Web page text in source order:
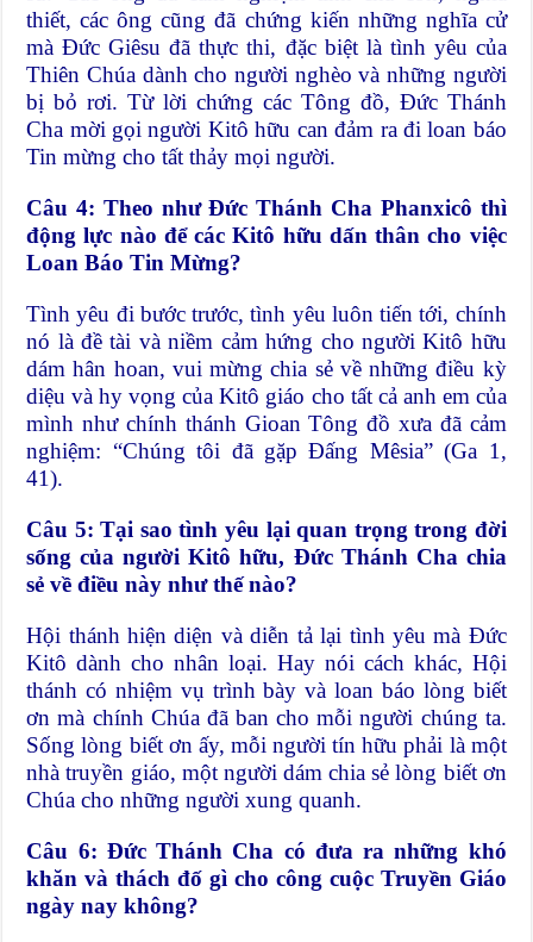
thiết, các ông cũng đã chứng kiến những nghĩa cử
mà Đức Giêsu đã thực thi, đặc biệt là tình yêu của
Thiên Chúa dành cho người nghèo và những người
bị bỏ rơi. Từ lời chứng các Tông đồ, Đức Thánh
Cha mời gọi người Kitô hữu can đảm ra đi loan báo
Tin mừng cho tất thảy mọi người.
Câu 4: Theo như Đức Thánh Cha Phanxicô thì
động lực nào để các Kitô hữu dấn thân cho việc
Loan Báo Tin Mừng?
Tình yêu đi bước trước, tình yêu luôn tiến tới, chính
nó là đề tài và niềm cảm hứng cho người Kitô hữu
dám hân hoan, vui mừng chia sẻ về những điều kỳ
diệu và hy vọng của Kitô giáo cho tất cả anh em của
mình như chính thánh Gioan Tông đồ xưa đã cảm
nghiệm: “Chúng tôi đã gặp Đấng Mêsia” (Ga 1,
41).
Câu 5: Tại sao tình yêu lại quan trọng trong đời
sống của người Kitô hữu, Đức Thánh Cha chia
sẻ về điều này như thế nào?
Hội thánh hiện diện và diễn tả lại tình yêu mà Đức
Kitô dành cho nhân loại. Hay nói cách khác, Hội
thánh có nhiệm vụ trình bày và loan báo lòng biết
ơn mà chính Chúa đã ban cho mỗi người chúng ta.
Sống lòng biết ơn ấy, mỗi người tín hữu phải là một
nhà truyền giáo, một người dám chia sẻ lòng biết ơn
Chúa cho những người xung quanh.
Câu 6: Đức Thánh Cha có đưa ra những khó
khăn và thách đố gì cho công cuộc Truyền Giáo
ngày nay không?